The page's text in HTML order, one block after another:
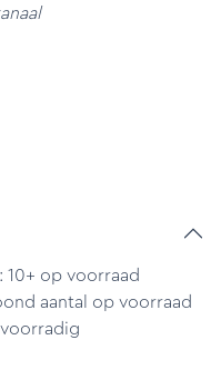
10+ op voorraad
aantal op voorraad